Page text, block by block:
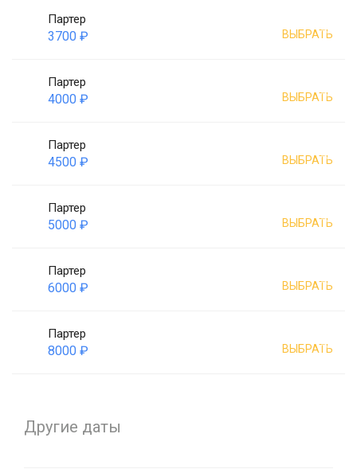
Партер
3700 ₽ ВЫБРАТЬ
Партер
4000 ₽ ВЫБРАТЬ
Партер
4500 ₽ ВЫБРАТЬ
Партер
5000 ₽ ВЫБРАТЬ
Партер
6000 ₽ ВЫБРАТЬ
Партер
8000 ₽ ВЫБРАТЬ
Другие даты